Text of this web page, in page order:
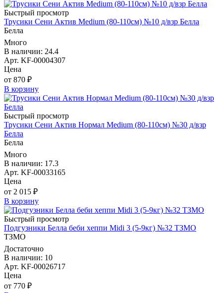
Быстрый просмотр
Трусики Сени Актив Medium (80-110см) №10 д/взр Белла
Белла
Много
В наличии: 24.4
Арт. KF-00004307
Цена
от 870 ₽
В корзину
Быстрый просмотр
Трусики Сени Актив Нормал Medium (80-110см) №30 д/взр
Белла
Белла
Много
В наличии: 17.3
Арт. KF-00033165
Цена
от 2 015 ₽
В корзину
Быстрый просмотр
Подгузники Белла беби хеппи Midi 3 (5-9кг) №32 ТЗМО
ТЗМО
Достаточно
В наличии: 10
Арт. KF-00026717
Цена
от 770 ₽